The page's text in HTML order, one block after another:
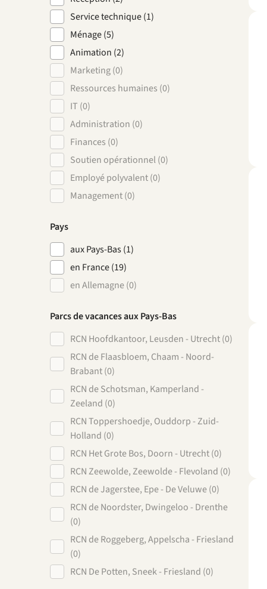
Service technique (1)
Ménage (5)
Animation (2)
Marketing (0)
Ressources humaines (0)
IT (0)
Administration (0)
Finances (0)
Soutien opérationnel (0)
Employé polyvalent (0)
Management (0)
Pays
aux Pays-Bas (1)
en France (19)
en Allemagne (0)
Parcs de vacances aux Pays-Bas
RCN Hoofdkantoor, Leusden - Utrecht (0)
RCN de Flaasbloem, Chaam - Noord-
Brabant (0)
RCN de Schotsman, Kamperland -
Zeeland (0)
RCN Toppershoedje, Ouddorp - Zuid-
Holland (0)
RCN Het Grote Bos, Doorn - Utrecht (0)
RCN Zeewolde, Zeewolde - Flevoland (0)
RCN de Jagerstee, Epe - De Veluwe (0)
RCN de Noordster, Dwingeloo - Drenthe
(0)
RCN de Roggeberg, Appelscha - Friesland
(0)
RCN De Potten, Sneek - Friesland (0)